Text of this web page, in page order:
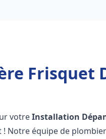
Frisquet
votreInstallation
! Notre équipe de